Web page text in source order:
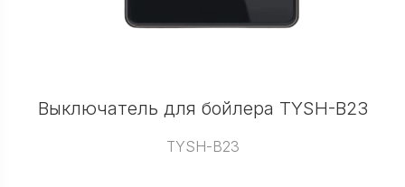
Выключатель для бойлера TYSH-B23
TYSH-B23